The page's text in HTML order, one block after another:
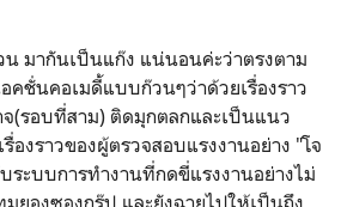
มากันเป็นแก๊ง แน่นอนค่ะว่าตรงตาม
คชั่นคอเมดี้แบบก๊วนๆว่าด้วยเรื่องราว
(รอบที่สาม) ติดมุกตลกและเป็นแนว
องราวของผู้ตรวจสอบแรงงานอย่าง "โจ
ะบบการทำงานที่กดขี่แรงงานอย่างไม่